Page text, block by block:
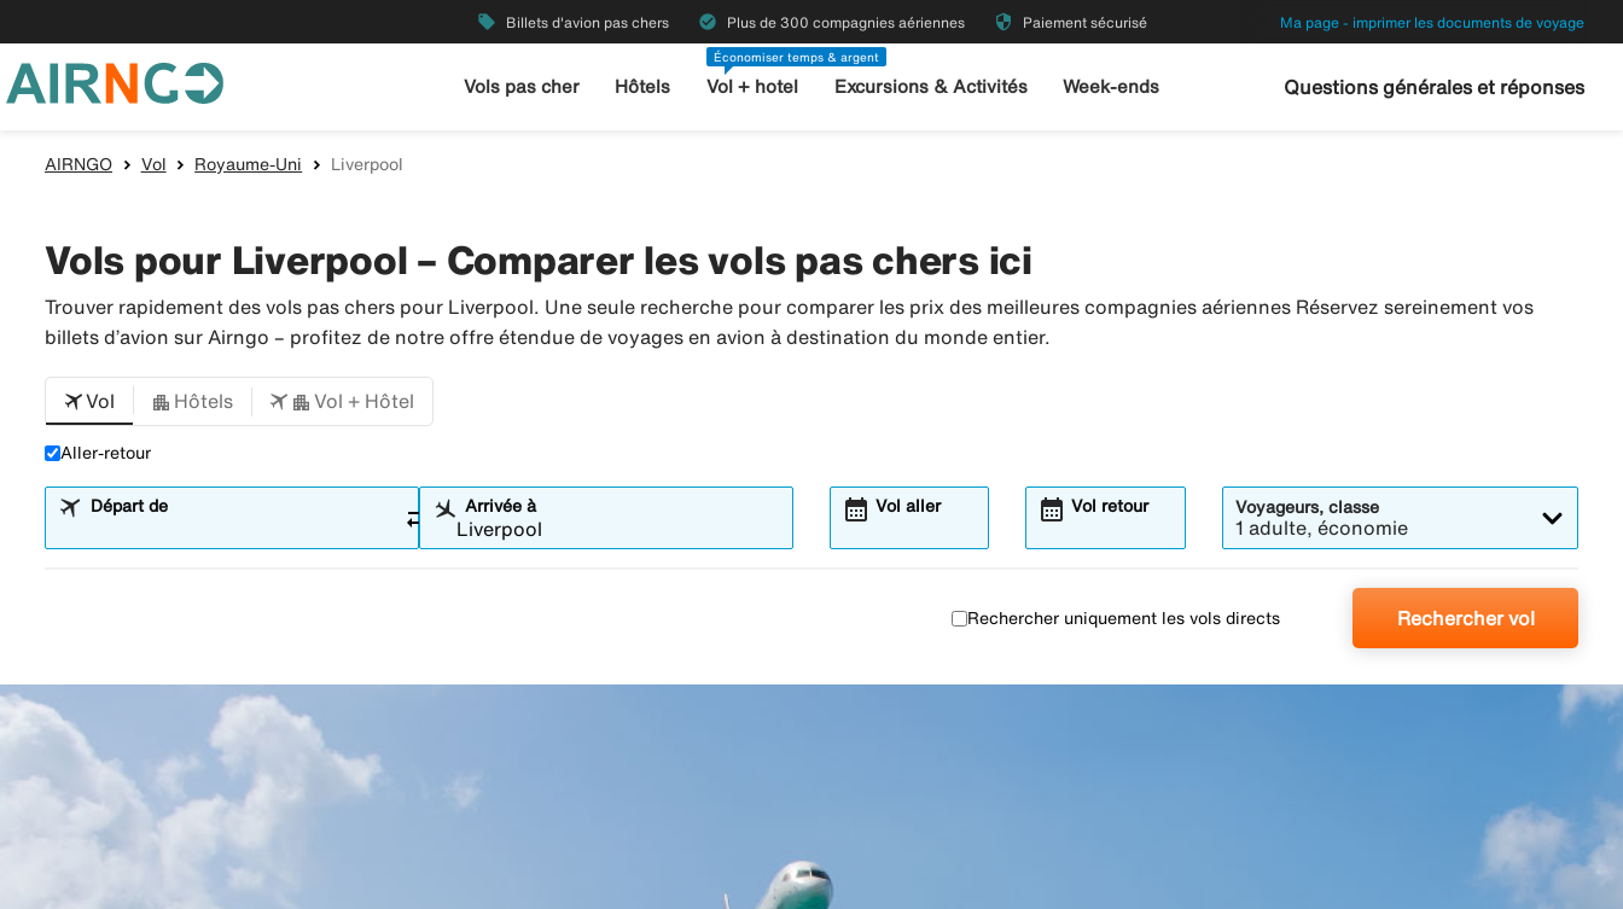
local_offer Billets d'avion pas chers check_circle Plus de 300 compagnies aériennes security Paiement sécurisé Ma page - imprimer les documents de voyage
Vols pas cher Hôtels
Économiser temps & argent
Vol + hotel Excursions & Activités Week-ends Questions générales et réponses
AIRNGO Vol Royaume-Uni Liverpool
Vols pour Liverpool – Comparer les vols pas chers ici
Trouver rapidement des vols pas chers pour Liverpool. Une seule recherche pour comparer les prix des meilleures compagnies aériennes Réservez sereinement vos
billets d’avion sur Airngo – profitez de notre offre étendue de voyages en avion à destination du monde entier.
Vol Hôtels Vol + Hôtel
Aller-retour
Départ de sync_alt Arrivée à Vol aller
calendar_month Vol retour
calendar_month Voyageurs, classe
1 adulte, économie
Rechercher uniquement les vols directs Rechercher vol